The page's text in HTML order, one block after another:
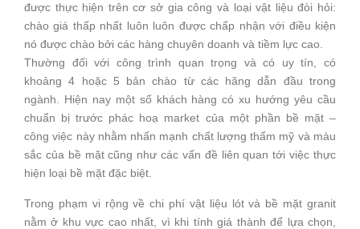
được thực hiện trên cơ sở gia công và loại vật liệu đòi hỏi:
chào giá thấp nhất luôn luôn được chấp nhận với điều kiện
nó được chào bởi các hàng chuyên doanh và tiềm lực cao.
Thường đối với công trình quan trọng và có uy tín, có
khoảng 4 hoặc 5 bản chào từ các hãng dẫn đầu trong
ngành. Hiện nay một số khách hàng có xu hướng yêu cầu
chuẩn bị trước phác hoạ market của một phần bề mặt –
công việc này nhằm nhấn mạnh chất lượng thẩm mỹ và màu
sắc của bề mặt cũng như các vấn đề liên quan tới việc thực
hiện loại bề mặt đặc biệt.
Trong phạm vi rộng về chi phí vật liệu lót và bề mặt granit
nằm ở khu vực cao nhất, vì khi tính giá thành để lựa chọn,